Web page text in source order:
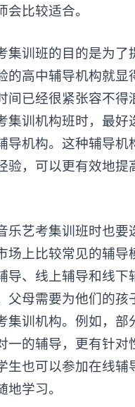
比较适合。
训班的目的是为了
的高中辅导机构就显
间已经很紧张容不得
集训机构班时，最好
导机构。这种辅导机
验，可以更有效地提
艺考集训班时也要
场上比较常见的辅导
导、线上辅导和线下
父母需要为他们的孩
集训机构。例如，部
一的辅导，更有针对
生也可以参加在线辅
学习。